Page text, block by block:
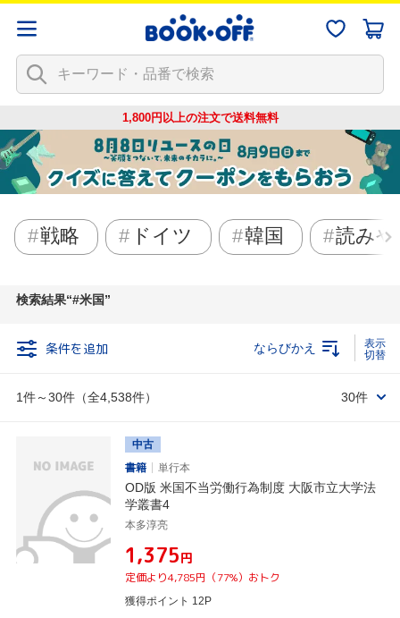
1,800円以上の注文で送料無料
戦略 ドイツ 韓国 読み
検索結果 #米国
条件を追加
1件～30件（全4,538件）
ならびかえ
30件
中古
書籍
単行本
OD版 米国不当労働行為制度 大阪市立大学法
学叢書4
本多淳亮
¥1,375円
定価より4,785円（77%）おトク
獲得ポイント 12P